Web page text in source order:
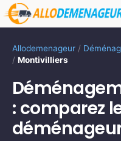
Passer
au
Allodemenageur /
/ Montivilliers
: comparez